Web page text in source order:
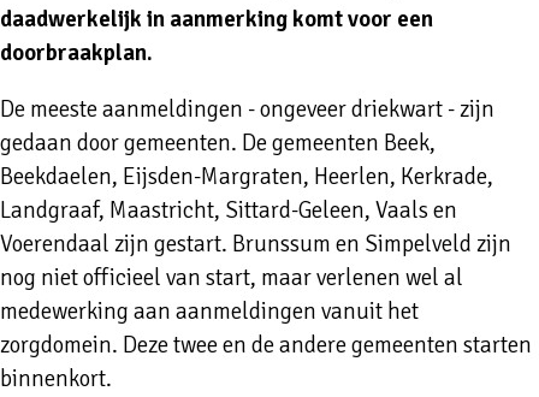
daadwerkelijk in aanmerking komt voor een
doorbraakplan.
De meeste aanmeldingen - ongeveer driekwart - zijn
gedaan door gemeenten. De gemeenten Beek,
Beekdaelen, Eijsden-Margraten, Heerlen, Kerkrade,
Landgraaf, Maastricht, Sittard-Geleen, Vaals en
Voerendaal zijn gestart. Brunssum en Simpelveld zijn
nog niet officieel van start, maar verlenen wel al
medewerking aan aanmeldingen vanuit het
zorgdomein. Deze twee en de andere gemeenten starten
binnenkort.